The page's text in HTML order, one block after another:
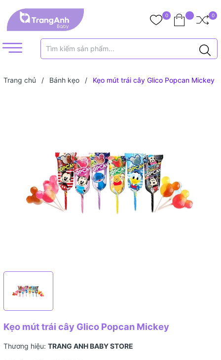
0 0
Trang chủ / Bánh kẹo / Kẹo mút trái cây Glico Popcan Mickey
Kẹo mút trái cây Glico Popcan Mickey
Thương hiệu: TRANG ANH BABY STORE